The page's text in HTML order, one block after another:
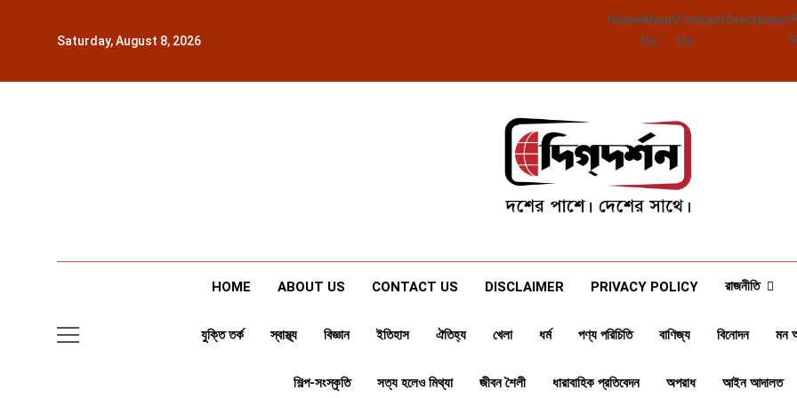
Saturday, August 8, 2026
HomeAbout
Us
Contact
Us
Disclaimer
Deegdarshan
HOME ABOUT US CONTACT US DISCLAIMER PRIVACY POLICY রাজনীতি
যুক্তি তর্ক স্বাস্থ্য বিজ্ঞান ইতিহাস ঐতিহ্য খেলা ধর্ম পণ্য পরিচিতি বাণিজ্য বিনোদন মন
শিল্প-সংস্কৃতি সত্য হলেও মিথ্যা জীবন শৈলী ধারাবাহিক প্রতিবেদন অপরাধ আইন আদালত